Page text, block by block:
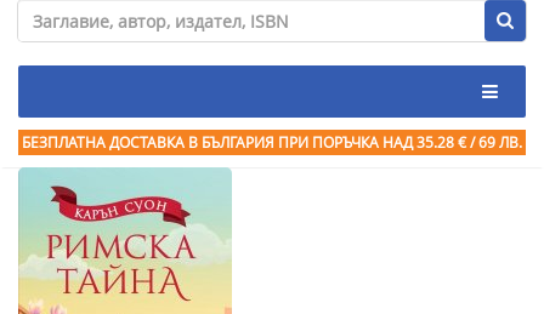
БЕЗПЛАТНА ДОСТАВКА В БЪЛГАРИЯ ПРИ ПОРЪЧКА НАД 35.28 € / 69 ЛВ.